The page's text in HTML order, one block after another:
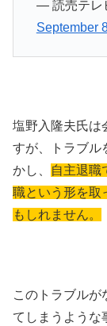
— 読売テレ
September
塩野入隆夫氏は
すが、トラブル
かし、
自主退職
職という形を取
もしれません。
このトラブルが
てしまうような